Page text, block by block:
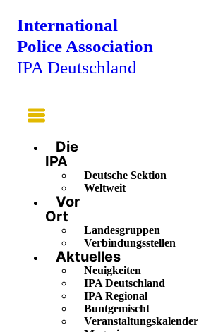
International
Police Association
IPA Deutschland
Main
Menu
Die
IPA
Deutsche Sektion
Weltweit
Vor
Ort
Landesgruppen
Verbindungsstellen
Aktuelles
Neuigkeiten
IPA Deutschland
IPA Regional
Buntgemischt
Veranstaltungskalender